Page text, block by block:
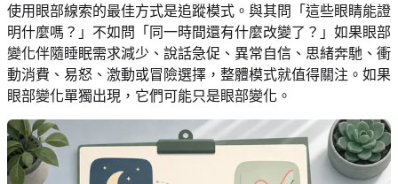
使用眼部線索的最佳方式是追蹤模式。與其問「這些眼睛能證
明什麼嗎？」不如問「同一時間還有什麼改變了？」如果眼部
變化伴隨睡眠需求減少、說話急促、異常自信、思緒奔馳、衝
動消費、易怒、激動或冒險選擇，整體模式就值得關注。如果
眼部變化單獨出現，它們可能只是眼部變化。